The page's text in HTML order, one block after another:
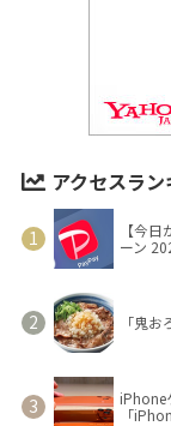
アクセスラ
【今
ーン
「鬼
iPhone
「